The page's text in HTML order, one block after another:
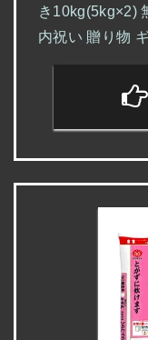
き10kg(5kg×2)
内祝い 贈り物